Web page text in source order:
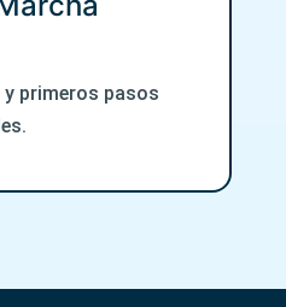
primeros pasos